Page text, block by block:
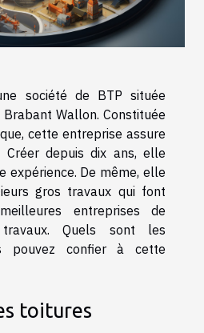
société de BTP située
Wallon. Constituée
cette entreprise assure
Créer depuis dix ans, elle
expérience. De même, elle
gros travaux qui font
entreprises de
Quels sont les
pouvez confier à cette
toitures